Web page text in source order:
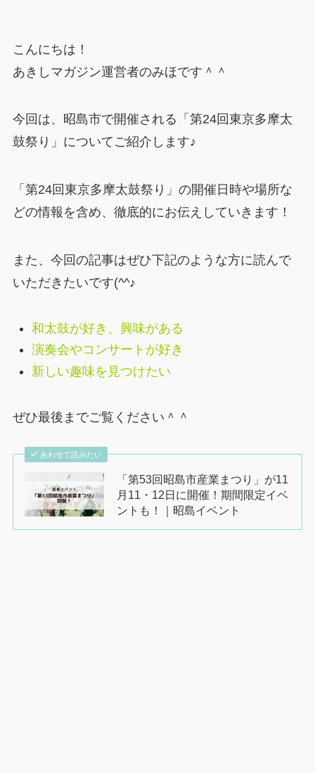
こんにちは！
あきしマガジン運営者のみほです＾＾
今回は、昭島市で開催される「第24回東京多摩太
鼓祭り」についてご紹介します♪
「第24回東京多摩太鼓祭り」の開催日時や場所な
どの情報を含め、徹底的にお伝えしていきます！
また、今回の記事はぜひ下記のような方に読んで
いただきたいです(^^♪
和太鼓が好き、興味がある
演奏会やコンサートが好き
新しい趣味を見つけたい
ぜひ最後までご覧ください＾＾
あわせて読みたい
「第53回昭島市産業まつり」が11
月11・12日に開催！期間限定イベ
ントも！｜昭島イベント